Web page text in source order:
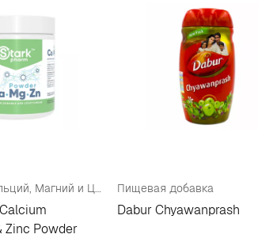
Комплекс "Кальций, Магний и Цинк"
Zinc Powder
Пищевая добавка
Dabur Chyawanprash